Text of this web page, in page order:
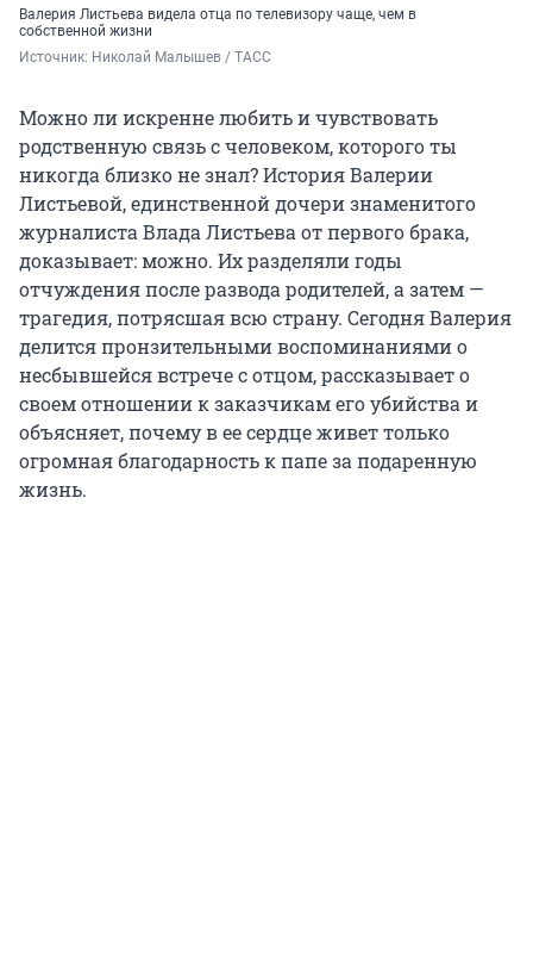
Валерия Листьева видела отца по телевизору чаще, чем в
собственной жизни
Источник: Николай Малышев / ТАСС
Можно ли искренне любить и чувствовать
родственную связь с человеком, которого ты
никогда близко не знал? История Валерии
Листьевой, единственной дочери знаменитого
журналиста Влада Листьева от первого брака,
доказывает: можно. Их разделяли годы
отчуждения после развода родителей, а затем —
трагедия, потрясшая всю страну. Сегодня Валерия
делится пронзительными воспоминаниями о
несбывшейся встрече с отцом, рассказывает о
своем отношении к заказчикам его убийства и
объясняет, почему в ее сердце живет только
огромная благодарность к папе за подаренную
жизнь.